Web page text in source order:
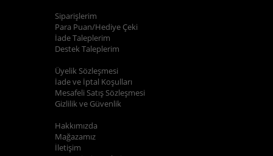
Siparişlerim
Para Puan/Hediye Çeki
İade Taleplerim
Destek Taleplerim
Üyelik Sözleşmesi
İade ve İptal Koşulları
Mesafeli Satış Sözleşmesi
Gizlilik ve Güvenlik
Hakkımızda
Mağazamız
İletişim